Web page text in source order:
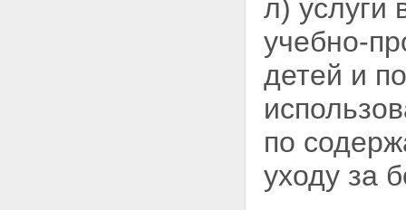
л) услуги
учебно-
детей и
по
уходу за